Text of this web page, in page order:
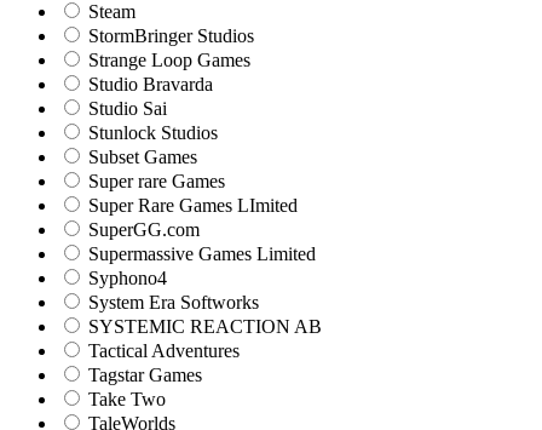
Steam
StormBringer Studios
Strange Loop Games
Studio Bravarda
Studio Sai
Stunlock Studios
Subset Games
Super rare Games
Super Rare Games LImited
SuperGG.com
Supermassive Games Limited
Syphono4
System Era Softworks
SYSTEMIC REACTION AB
Tactical Adventures
Tagstar Games
Take Two
TaleWorlds